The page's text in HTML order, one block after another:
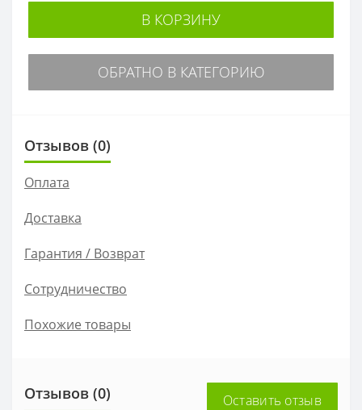
В КОРЗИНУ
ОБРАТНО В КАТЕГОРИЮ
Отзывов (0)
Оплата
Доставка
Гарантия / Возврат
Сотрудничество
Похожие товары
Отзывов (0) Оставить отзыв